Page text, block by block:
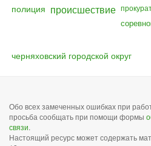
полиция происшествие
черняховский городской округ
Обо всех замеченных ошибках при
просьба сообщать при помощи формы
связи.
Настоящий ресурс может содержать